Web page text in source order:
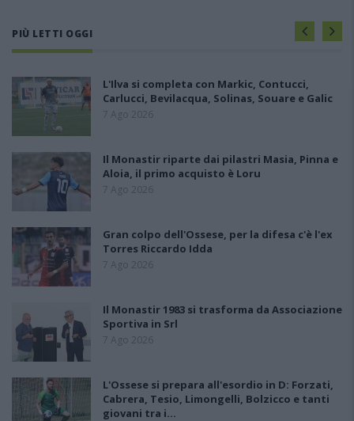
PIÙ LETTI OGGI
L'Ilva si completa con Markic, Contucci,
Carlucci, Bevilacqua, Solinas, Souare e Galic
7 Ago 2026
Il Monastir riparte dai pilastri Masia, Pinna e
Aloia, il primo acquisto è Loru
7 Ago 2026
Gran colpo dell'Ossese, per la difesa c'è l'ex
Torres Riccardo Idda
7 Ago 2026
Il Monastir 1983 si trasforma da Associazione
Sportiva in Srl
7 Ago 2026
L'Ossese si prepara all'esordio in D: Forzati,
Cabrera, Tesio, Limongelli, Bolzicco e tanti
giovani tra i…